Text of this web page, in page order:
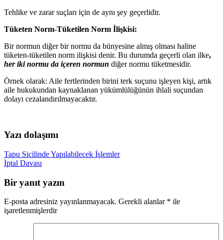
Tehlike ve zarar suçları için de aynı şey geçerlidir.
Tüketen Norm-Tüketilen Norm İlişkisi:
Bir normun diğer bir normu da bünyesine almış olması haline
tüketen-tüketilen norm ilişkisi denir. Bu durumda geçerli olan ilke,
her iki normu da içeren normun diğer normu tüketmesidir.
Örnek olarak: Aile fertlerinden birini terk suçunu işleyen kişi, artık
aile hukukundan kaynaklanan yükümlülüğünün ihlali suçundan
dolayı cezalandırılmayacaktır.
Yazı dolaşımı
Tapu Sicilinde Yapılabilecek İşlemler
İptal Davası
Bir yanıt yazın
E-posta adresiniz yayınlanmayacak. Gerekli alanlar * ile
işaretlenmişlerdir